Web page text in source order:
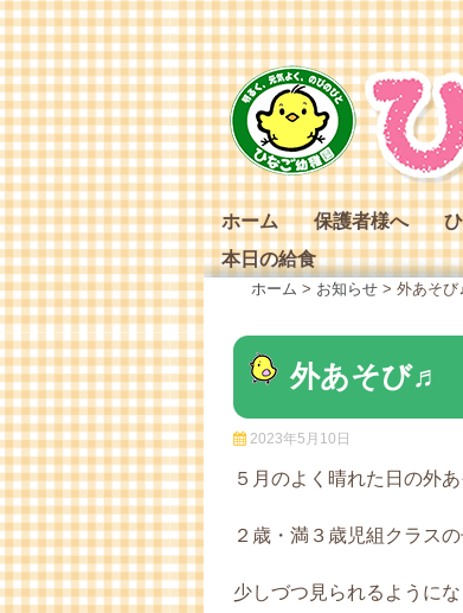
Skip
to
content
ホーム 保護者様へ
本日の給食
ホーム > お知らせ > 外あそび
外あそび♬
2023年5月10日
５月のよく晴れた日の外あ
２歳・満３歳児組クラス
少しづつ見られるようにな